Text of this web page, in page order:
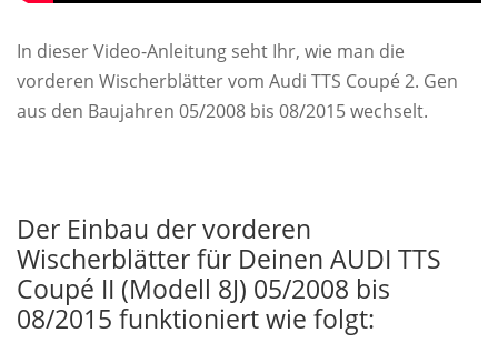
In dieser Video-Anleitung seht Ihr, wie man die
vorderen Wischerblätter vom Audi TTS Coupé 2. Gen
aus den Baujahren 05/2008 bis 08/2015 wechselt.
Der Einbau der vorderen
Wischerblätter für Deinen AUDI TTS
Coupé II (Modell 8J) 05/2008 bis
08/2015 funktioniert wie folgt: